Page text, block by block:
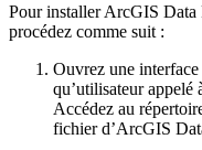
Pour installer ArcGIS Data
procédez comme suit :
Ouvrez une
qu’utilisateur appelé
Accédez au
fichier d’ArcGIS